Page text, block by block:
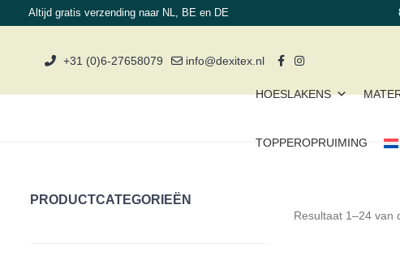
Altijd gratis verzending naar NL, BE en DE
+31 (0)6-27658079 info@dexitex.nl
HOESLAKENS
TOPPEROPRUIMING
Resultaat 1–24 van
PRODUCTCATEGORIEËN